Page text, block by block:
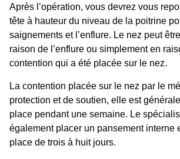
Après l’opération, vous devrez vous
tête à hauteur du niveau de la poitrine
saignements et l’enflure. Le nez peut
raison de l’enflure ou simplement en
contention qui a été placée sur le nez.
La contention placée sur le nez par le
protection et de soutien, elle est
place pendant une semaine. Le
également placer un pansement interne
place de trois à huit jours.